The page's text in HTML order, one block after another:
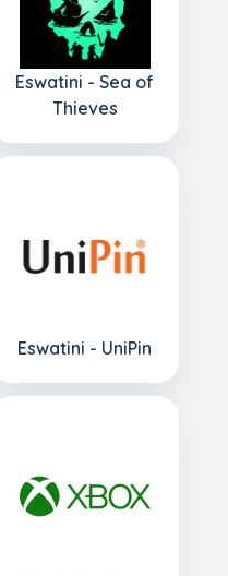
Eswatini - Sea of
Thieves
Eswatini - UniPin